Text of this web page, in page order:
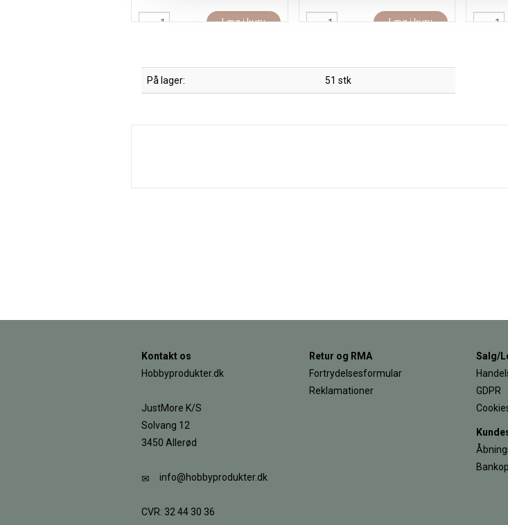
Læg i kurv Læg i kurv
På lager: 51 stk
Kontakt os
Hobbyprodukter.dk
JustMore K/S
Solvang 12
3450 Allerød
info@hobbyprodukter.dk
CVR: 32 44 30 36
Retur og RMA
Fortrydelsesformular
Reklamationer
Salg/
GDPR